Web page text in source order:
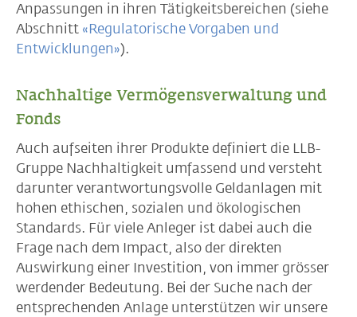
Anpassungen in ihren Tätigkeitsbereichen (siehe
Abschnitt «Regulatorische Vorgaben und
Entwicklungen»).
Nachhaltige Vermögensverwaltung und
Fonds
Auch aufseiten ihrer Produkte definiert die LLB-
Gruppe Nachhaltigkeit umfassend und versteht
darunter verantwortungsvolle Geldanlagen mit
hohen ethischen, sozialen und ökologischen
Standards. Für viele Anleger ist dabei auch die
Frage nach dem Impact, also der direkten
Auswirkung einer Investition, von immer grösser
werdender Bedeutung. Bei der Suche nach der
entsprechenden Anlage unterstützen wir unsere